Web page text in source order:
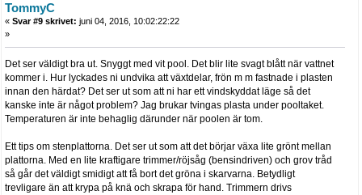
TommyC
« Svar #9 skrivet: juni 04, 2016, 10:02:22:22
»
Det ser väldigt bra ut. Snyggt med vit pool. Det blir lite svagt blått när vattnet
kommer i. Hur lyckades ni undvika att växtdelar, frön m m fastnade i plasten
innan den härdat? Det ser ut som att ni har ett vindskyddat läge så det
kanske inte är något problem? Jag brukar tvingas plasta under pooltaket.
Temperaturen är inte behaglig därunder när poolen är tom.
Ett tips om stenplattorna. Det ser ut som att det börjar växa lite grönt mellan
plattorna. Med en lite kraftigare trimmer/röjsåg (bensindriven) och grov tråd
så går det väldigt smidigt att få bort det gröna i skarvarna. Betydligt
trevligare än att krypa på knä och skrapa för hand. Trimmern drivs